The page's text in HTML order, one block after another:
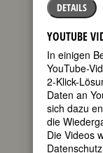
15.
DETAILS
YOUTUBE
In einigen
YouTube-
2-Klick-
Daten an
sich dazu
die
Die Videos